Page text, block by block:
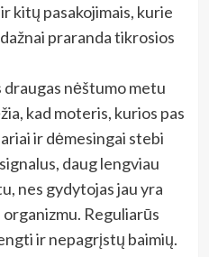
kitų pasakojimais, kurie
praranda tikrosios
draugas nėštumo metu
kad moteris, kurios pas
ir dėmesingai stebi
daug lengviau
nes gydytojas jau yra
Reguliarūs
ir nepagrįstų baimių.